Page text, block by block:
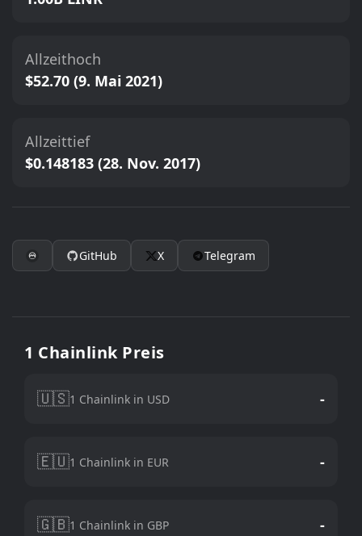
Allzeithoch
$52.70 (9. Mai 2021)
Allzeittief
$0.148183 (28. Nov. 2017)
GitHub X Telegram
1 Chainlink Preis
🇺🇸1 Chainlink in USD -
🇪🇺1 Chainlink in EUR -
🇬🇧1 Chainlink in GBP -